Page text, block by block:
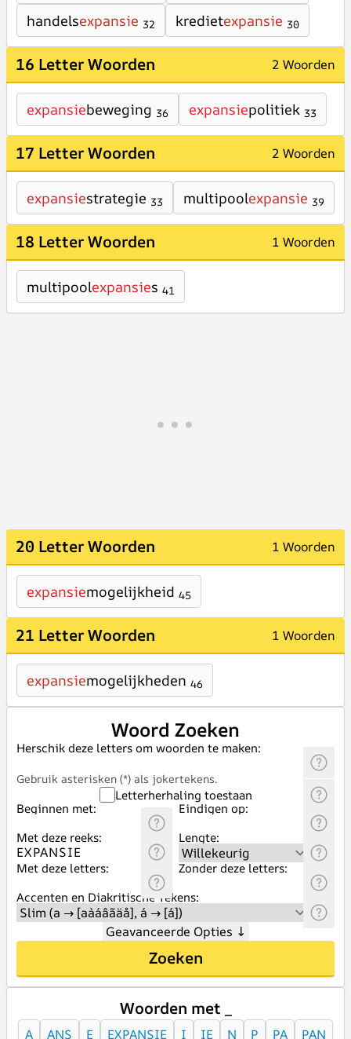
handelsexpansie 32 kredietexpansie 30
16 Letter Woorden 2 Woorden
expansiebeweging 36 expansiepolitiek 33
17 Letter Woorden 2 Woorden
expansiestrategie 33 multipoolexpansie 39
18 Letter Woorden 1 Woorden
multipoolexpansies 41
20 Letter Woorden 1 Woorden
expansiemogelijkheid 45
21 Letter Woorden 1 Woorden
expansiemogelijkheden 46
Woord Zoeken
Herschik deze letters om woorden te maken:
Gebruik asterisken (*) als jokertekens.
Letterherhaling toestaan
Beginnen met:
Eindigen op:
Met deze reeks:
Lengte:
Met deze letters:
Zonder deze letters:
Accenten en Diakritische Tekens:
Geavanceerde Opties ↓
Zoeken
Woorden met _
A ANS E EXPANSIE I IE N P PA PAN